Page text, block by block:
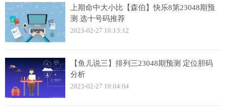
上期命中大小比【森伯】快乐8第23048期预
测 选十号码推荐
2023-02-27 10:13:12
【鱼儿说三】排列三23048期预测 定位胆码
分析
2023-02-27 10:04:04